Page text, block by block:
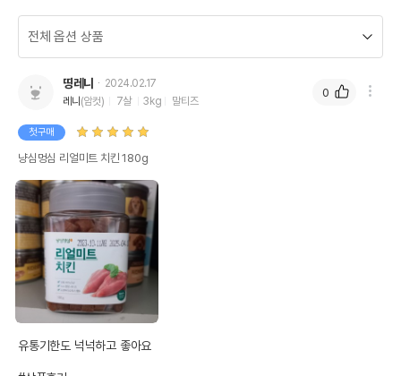
띵레니
2024.02.17
레니 (암컷) 7살 3kg 말티즈
첫구매
냥심멍심 리얼미트 치킨 180g
유통기한도 넉넉하고 좋아요
0